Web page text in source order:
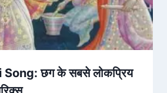
छग के सबसे लोकप्रिय